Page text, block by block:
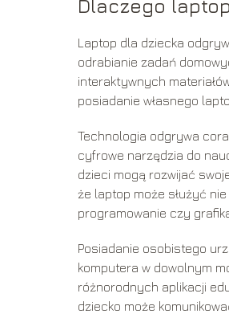
Dlaczego
Laptop dla dziecka
odrabianie zadań
interaktywnych
posiadanie własnego
Technologia odgrywa
cyfrowe narzędzia do
dzieci mogą rozwijać
że laptop może służyć
programowanie czy
Posiadanie osobistego
komputera w dowolnym
różnorodnych aplikacji
dziecko może